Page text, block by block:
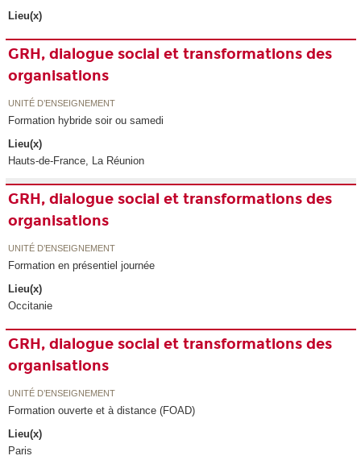
Lieu(x)
GRH, dialogue social et transformations des
organisations
UNITÉ D’ENSEIGNEMENT
Formation hybride soir ou samedi
Lieu(x)
Hauts-de-France, La Réunion
GRH, dialogue social et transformations des
organisations
UNITÉ D’ENSEIGNEMENT
Formation en présentiel journée
Lieu(x)
Occitanie
GRH, dialogue social et transformations des
organisations
UNITÉ D’ENSEIGNEMENT
Formation ouverte et à distance (FOAD)
Lieu(x)
Paris